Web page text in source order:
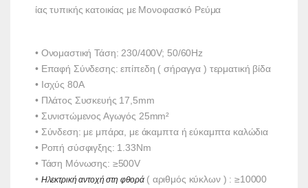
ίας τυπικής κατοικίας με Μονοφασικό Ρεύμα
• Ονομαστική Τάση: 230/400V; 50/60Hz
• Επαφή Σύνδεσης: επίπεδη ( σήραγγα ) τερματική βίδα
• Ισχύς 80A
• Πλάτος Συσκευής 17,5mm
• Συνιστώμενος Αγωγός 25mm²
• Σύνδεση: με μπάρα, με άκαμπτα ή εύκαμπτα καλώδια
• Ροπή σύσφιγξης: 1.33Nm
• Τάση Μόνωσης: ≥500V
• Ηλεκτρική αντοχή στη φθορά ( αριθμός κύκλων ) : ≥10000